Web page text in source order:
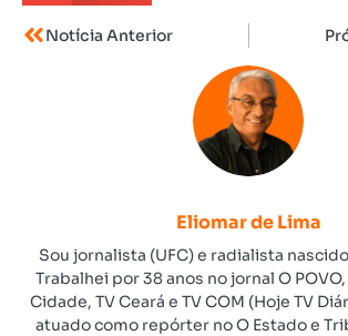
Notícia Anterior
Eliomar de Lima
Sou jornalista (UFC) e radialista
Trabalhei por 38 anos no jornal O
Cidade, TV Ceará e TV COM (Hoje TV
atuado como repórter no O Estado e